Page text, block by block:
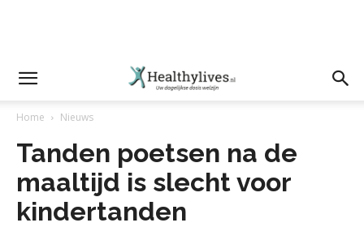
Home Nieuws
Tanden poetsen na de
maaltijd is slecht voor
kindertanden